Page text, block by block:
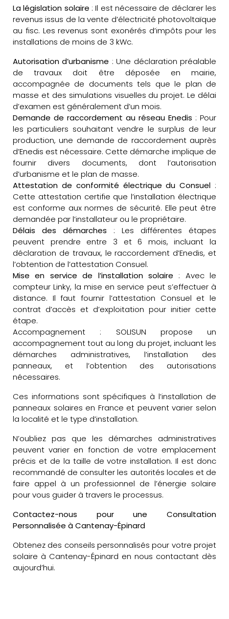
La législation solaire : Il est nécessaire de déclarer les
revenus issus de la vente d’électricité photovoltaïque
au fisc. Les revenus sont exonérés d’impôts pour les
installations de moins de 3 kWc.
Autorisation d’urbanisme : Une déclaration préalable
de travaux doit être déposée en mairie,
accompagnée de documents tels que le plan de
masse et des simulations visuelles du projet. Le délai
d’examen est généralement d’un mois.
Demande de raccordement au réseau Enedis : Pour
les particuliers souhaitant vendre le surplus de leur
production, une demande de raccordement auprès
d’Enedis est nécessaire. Cette démarche implique de
fournir divers documents, dont l’autorisation
d’urbanisme et le plan de masse.
Attestation de conformité électrique du Consuel :
Cette attestation certifie que l’installation électrique
est conforme aux normes de sécurité. Elle peut être
demandée par l’installateur ou le propriétaire.
Délais des démarches : Les différentes étapes
peuvent prendre entre 3 et 6 mois, incluant la
déclaration de travaux, le raccordement d’Enedis, et
l’obtention de l’attestation Consuel.
Mise en service de l’installation solaire : Avec le
compteur Linky, la mise en service peut s’effectuer à
distance. Il faut fournir l’attestation Consuel et le
contrat d’accès et d’exploitation pour initier cette
étape.
Accompagnement : SOLISUN propose un
accompagnement tout au long du projet, incluant les
démarches administratives, l’installation des
panneaux, et l’obtention des autorisations
nécessaires.
Ces informations sont spécifiques à l’installation de
panneaux solaires en France et peuvent varier selon
la localité et le type d’installation.
N’oubliez pas que les démarches administratives
peuvent varier en fonction de votre emplacement
précis et de la taille de votre installation. Il est donc
recommandé de consulter les autorités locales et de
faire appel à un professionnel de l’énergie solaire
pour vous guider à travers le processus.
Contactez-nous pour une Consultation
Personnalisée à Cantenay-Épinard
Obtenez des conseils personnalisés pour votre projet
solaire à Cantenay-Épinard en nous contactant dès
aujourd’hui.